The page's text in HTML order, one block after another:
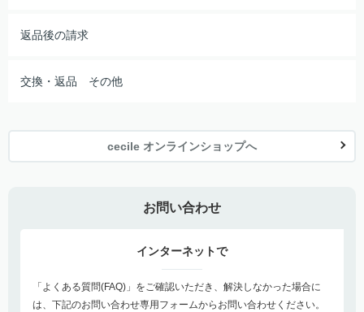
返品後の請求
交換・返品 その他
cecile オンラインショップへ
お問い合わせ
インターネットで
「よくある質問(FAQ)」をご確認いただき、解決しなかった場合に
は、下記のお問い合わせ専用フォームからお問い合わせください。